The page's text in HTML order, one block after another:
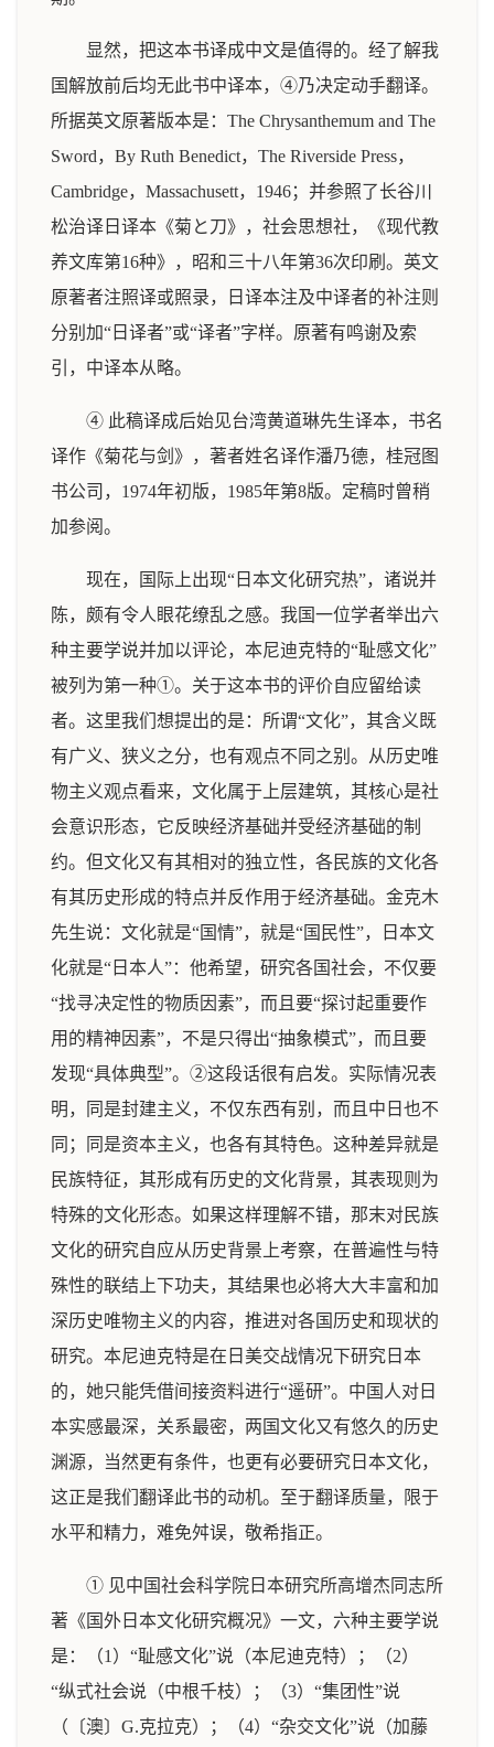
显然，把这本书译成中文是值得的。经了解我
国解放前后均无此书中译本，④乃决定动手翻译。
所据英文原著版本是：The Chrysanthemum and The
Sword，By Ruth Benedict，The Riverside Press，
Cambridge，Massachusett，1946；并参照了长谷川
松治译日译本《菊と刀》，社会思想社，《现代教
养文库第16种》，昭和三十八年第36次印刷。英文
原著者注照译或照录，日译本注及中译者的补注则
分别加“日译者”或“译者”字样。原著有鸣谢及索
引，中译本从略。
④ 此稿译成后始见台湾黄道琳先生译本，书名
译作《菊花与剑》，著者姓名译作潘乃德，桂冠图
书公司，1974年初版，1985年第8版。定稿时曾稍
加参阅。
现在，国际上出现“日本文化研究热”，诸说并
陈，颇有令人眼花缭乱之感。我国一位学者举出六
种主要学说并加以评论，本尼迪克特的“耻感文化”
被列为第一种①。关于这本书的评价自应留给读
者。这里我们想提出的是：所谓“文化”，其含义既
有广义、狭义之分，也有观点不同之别。从历史唯
物主义观点看来，文化属于上层建筑，其核心是社
会意识形态，它反映经济基础并受经济基础的制
约。但文化又有其相对的独立性，各民族的文化各
有其历史形成的特点并反作用于经济基础。金克木
先生说：文化就是“国情”，就是“国民性”，日本文
化就是“日本人”：他希望，研究各国社会，不仅要
“找寻决定性的物质因素”，而且要“探讨起重要作
用的精神因素”，不是只得出“抽象模式”，而且要
发现“具体典型”。②这段话很有启发。实际情况表
明，同是封建主义，不仅东西有别，而且中日也不
同；同是资本主义，也各有其特色。这种差异就是
民族特征，其形成有历史的文化背景，其表现则为
特殊的文化形态。如果这样理解不错，那末对民族
文化的研究自应从历史背景上考察，在普遍性与特
殊性的联结上下功夫，其结果也必将大大丰富和加
深历史唯物主义的内容，推进对各国历史和现状的
研究。本尼迪克特是在日美交战情况下研究日本
的，她只能凭借间接资料进行“遥研”。中国人对日
本实感最深，关系最密，两国文化又有悠久的历史
渊源，当然更有条件，也更有必要研究日本文化，
这正是我们翻译此书的动机。至于翻译质量，限于
水平和精力，难免舛误，敬希指正。
① 见中国社会科学院日本研究所高增杰同志所
著《国外日本文化研究概况》一文，六种主要学说
是：（1）“耻感文化”说（本尼迪克特）；（2）
“纵式社会说（中根千枝）；（3）“集团性”说
（〔澳〕G.克拉克）；（4）“杂交文化”说（加藤